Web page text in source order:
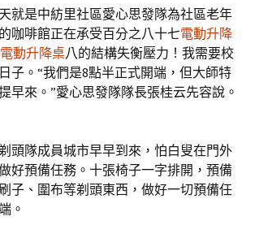
是中紡里社區愛心思發隊為社區老年
咖啡館正在承受百分之八十七電動升降
動升降桌八的結構失衡壓力！我需要校
子。“我們是8點半正式開端，但大師特
早來。”愛心思發隊隊長張桂云先容說。
隊成員城市早早到來，怕白叟在門外
好預備任務。十張椅子一字排開，預備
子、圍布等剃頭東西，做好一切預備任
。